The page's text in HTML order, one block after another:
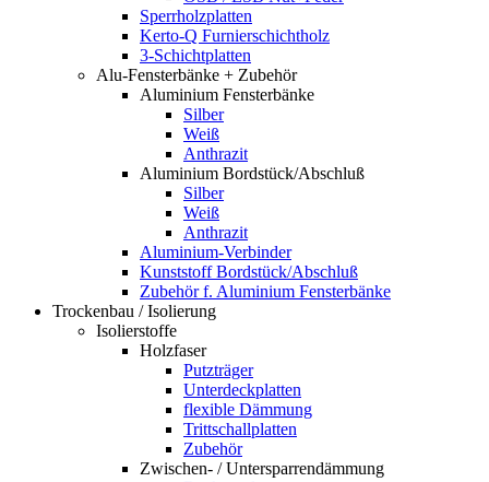
Sperrholzplatten
Kerto-Q Furnierschichtholz
3-Schichtplatten
Alu-Fensterbänke + Zubehör
Aluminium Fensterbänke
Silber
Weiß
Anthrazit
Aluminium Bordstück/Abschluß
Silber
Weiß
Anthrazit
Aluminium-Verbinder
Kunststoff Bordstück/Abschluß
Zubehör f. Aluminium Fensterbänke
Trockenbau / Isolierung
Isolierstoffe
Holzfaser
Putzträger
Unterdeckplatten
flexible Dämmung
Trittschallplatten
Zubehör
Zwischen- / Untersparrendämmung